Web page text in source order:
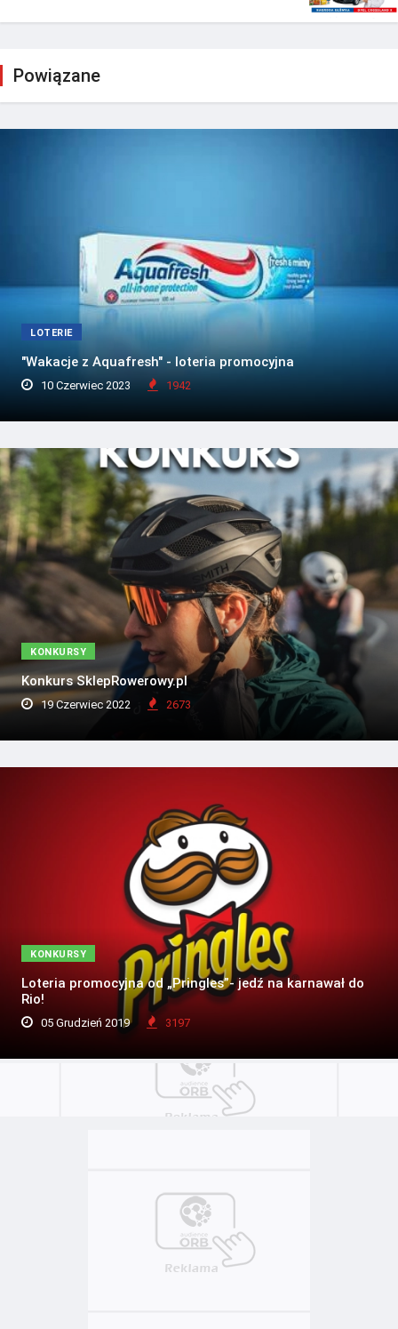
Powiązane
LOTERIE
"Wakacje z Aquafresh" - loteria promocyjna
10 Czerwiec 2023 1942
KONKURSY
Konkurs SklepRowerowy.pl
19 Czerwiec 2022 2673
KONKURSY
Loteria promocyjna od „Pringles”- jedź na karnawał do
Rio!
05 Grudzień 2019 3197